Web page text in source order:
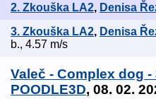
2. Zkouška LA2, Denisa
3. Zkouška LA2, Denisa
b., 4.57 m/s
Valeč - Complex dog
POODLE3D, 08. 02.